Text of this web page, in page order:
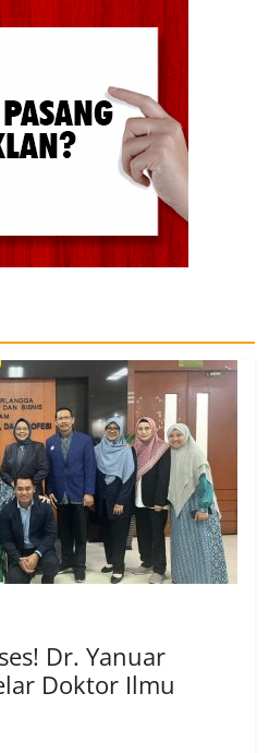
Dr. Yanuar
Doktor Ilmu